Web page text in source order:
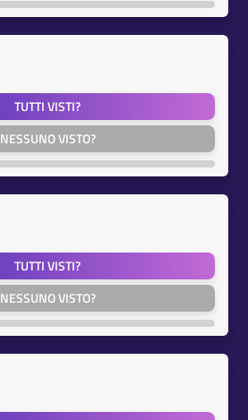
TUTTI VISTI?
NESSUNO VISTO?
TUTTI VISTI?
NESSUNO VISTO?